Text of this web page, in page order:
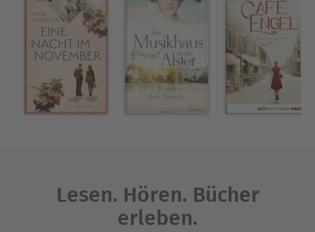
Lesen. Hören. Bücher
erleben.